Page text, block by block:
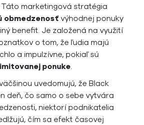
Táto marketingová stratégia
obmedzenosť výhodnej ponuky
benefit. Je založená na využití
o tom, že ľudia majú
a impulzívne, pokiaľ sú
ponuke.
uvedomujú, že Black
deň, čo samo o sebe vytvára
niektorí podnikatelia
čím sa efekt časovej